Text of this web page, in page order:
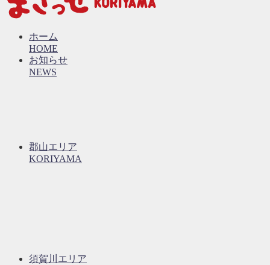
ホーム
HOME
お知らせ
NEWS
郡山エリア
KORIYAMA
須賀川エリア